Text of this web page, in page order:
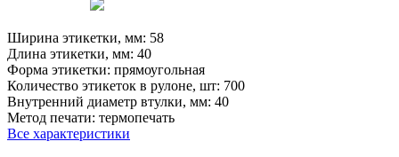
Ширина этикетки, мм: 58
Длина этикетки, мм: 40
Форма этикетки: прямоугольная
Количество этикеток в рулоне, шт: 700
Внутренний диаметр втулки, мм: 40
Метод печати: термопечать
Все характеристики